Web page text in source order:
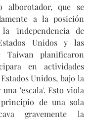
alborotador, que se
a la posición
'independencia de
Unidos y las
Taiwan planificaron
en actividades
Unidos, bajo la
'escala'. Esto viola
de una sola
gravemente la